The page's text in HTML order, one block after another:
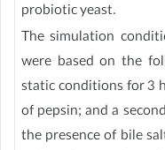
probiotic yeast.
The simulation
were based on the
static conditions for 3
of pepsin; and a
the presence of bile